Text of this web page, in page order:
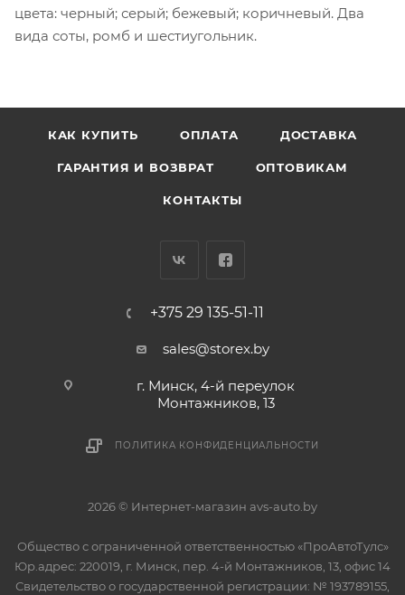
цвета: черный; серый; бежевый; коричневый. Два
вида соты, ромб и шестиугольник.
КАК КУПИТЬ ОПЛАТА ДОСТАВКА
ГАРАНТИЯ И ВОЗВРАТ ОПТОВИКАМ
КОНТАКТЫ
+375 29 135-51-11
sales@storex.by
г. Минск, 4-й переулок
Монтажников, 13
ПОЛИТИКА КОНФИДЕНЦИАЛЬНОСТИ
2026 © Интернет-магазин avs-auto.by
Общество с ограниченной ответственностью «ПроАвтоТулс»
Юр.адрес: 220019, г. Минск, пер. 4-й Монтажников, 13, офис 14
Свидетельство о государственной регистрации: № 193789155,